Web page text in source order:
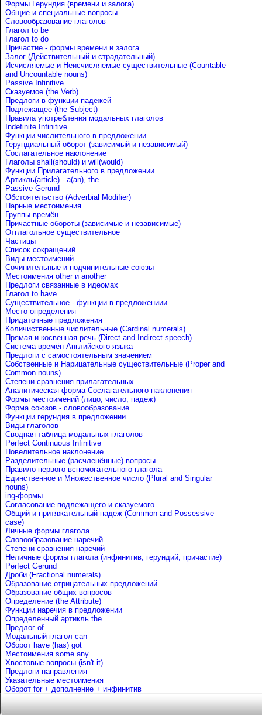
Формы Герундия (времени и залога)
Общие и специальные вопросы
Словообразование глаголов
Глагол to be
Глагол to do
Причастие - формы времени и залога
Залог (Действительный и страдательный)
Исчисляемые и Неисчисляемые существительные (Countable
and Uncountable nouns)
Passive Infinitive
Сказуемое (the Verb)
Предлоги в функции падежей
Подлежащее (the Subject)
Правила употребления модальных глаголов
Indefinite Infinitive
Функции числительного в предложении
Герундиальный оборот (зависимый и независимый)
Сослагательное наклонение
Глаголы shall(should) и will(would)
Функции Прилагательного в предложении
Артикль(article) - a(an), the.
Passive Gerund
Обстоятельство (Adverbial Modifier)
Парные местоимения
Группы времён
Причастные обороты (зависимые и независимые)
Отглагольное существительное
Частицы
Список сокращений
Виды местоимений
Сочинительные и подчинительные союзы
Местоимения other и another
Предлоги связанные в идеомах
Глагол to have
Существительное - функции в предложениии
Место определения
Придаточные предложения
Количиственные числительные (Cardinal numerals)
Прямая и косвенная речь (Direct and Indirect speech)
Система времён Английского языка
Предлоги с самостоятельным значением
Собственные и Нарицательные cуществительные (Proper and
Common nouns)
Степени сравнения прилагательных
Аналитическая форма Сослагательного наклонения
Формы местоимений (лицо, число, падеж)
Форма союзов - словообразование
Функции герундия в предложении
Виды глаголов
Сводная таблица модальных глаголов
Perfect Continuous Infinitive
Повелительное наклонение
Разделительные (расчленённые) вопросы
Правило первого вспомогательного глагола
Единственное и Множественное число (Plural and Singular
nouns)
ing-формы
Согласование подлежащего и сказуемого
Общий и притяжательный падеж (Common and Possessive
case)
Личные формы глагола
Словообразование наречий
Степени сравнения наречий
Неличные формы глагола (инфинитив, герундий, причастие)
Perfect Gerund
Дроби (Fractional numerals)
Образование отрицательных предложений
Образование общих вопросов
Определение (the Attribute)
Функции наречия в предложении
Определенный артикль the
Предлог of
Mодальный глагол can
Оборот have (has) got
Местоимения some any
Хвостовые вопросы (isn't it)
Предлоги направления
Указательные местоимения
Оборот for + дополнение + инфинитив